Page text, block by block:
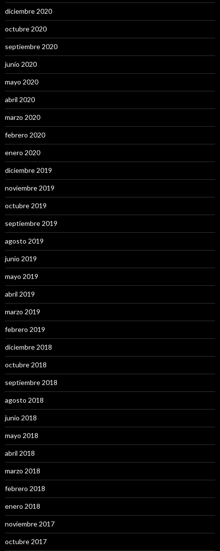
diciembre 2020
octubre 2020
septiembre 2020
junio 2020
mayo 2020
abril 2020
marzo 2020
febrero 2020
enero 2020
diciembre 2019
noviembre 2019
octubre 2019
septiembre 2019
agosto 2019
junio 2019
mayo 2019
abril 2019
marzo 2019
febrero 2019
diciembre 2018
octubre 2018
septiembre 2018
agosto 2018
junio 2018
mayo 2018
abril 2018
marzo 2018
febrero 2018
enero 2018
noviembre 2017
octubre 2017